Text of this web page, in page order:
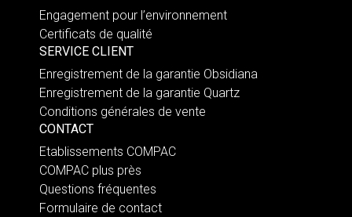
Engagement pour l’environnement
Certificats de qualité
SERVICE CLIENT
Enregistrement de la garantie Obsidiana
Enregistrement de la garantie Quartz
Conditions générales de vente
CONTACT
Etablissements COMPAC
COMPAC plus près
Questions fréquentes
Formulaire de contact